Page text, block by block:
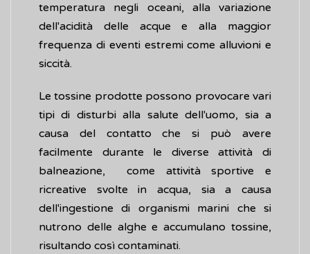
temperatura negli oceani, alla variazione
dell'acidità delle acque e alla maggior
frequenza di eventi estremi come alluvioni e
siccità.
Le tossine prodotte possono provocare vari
tipi di disturbi alla salute dell'uomo, sia a
causa del contatto che si può avere
facilmente durante le diverse attività di
balneazione, come attività sportive e
ricreative svolte in acqua, sia a causa
dell'ingestione di organismi marini che si
nutrono delle alghe e accumulano tossine,
risultando così contaminati.